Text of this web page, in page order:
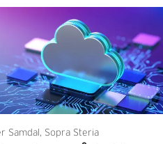
Samdal, Sopra Steria